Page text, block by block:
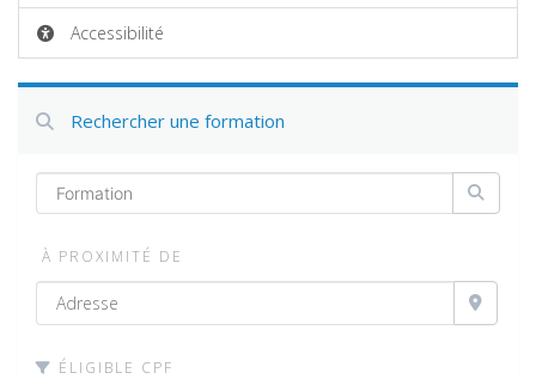
Accessibilité
Rechercher une formation
À PROXIMITÉ DE
ÉLIGIBLE CPF